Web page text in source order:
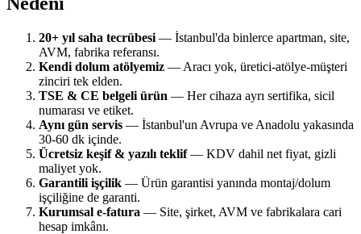
20+ yıl saha tecrübesi — İstanbul'da binlerce apartman, site,
AVM, fabrika referansı.
Kendi dolum atölyemiz — Aracı yok, üretici-atölye-müşteri
zinciri tek elden.
TSE & CE belgeli ürün — Her cihaza ayrı sertifika, sicil
numarası ve etiket.
Aynı gün servis — İstanbul'un Avrupa ve Anadolu yakasında
30-60 dk içinde.
Ücretsiz keşif & yazılı teklif— KDV dahil net fiyat, gizli
maliyet yok.
Garantili işçilik — Ürün garantisi yanında montaj/dolum
işçiliğine de garanti.
Kurumsal e-fatura — Site, şirket, AVM ve fabrikalara cari
hesap imkânı.